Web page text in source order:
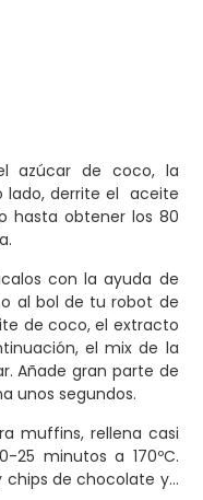
azúcar de coco, la
lado, derrite el aceite
hasta obtener los 80
con la ayuda de
al bol de tu robot de
de coco, el extracto
el mix de la
Añade gran parte de
unos segundos.
muffins, rellena casi
25 minutos a 170ºC.
chips de chocolate y…